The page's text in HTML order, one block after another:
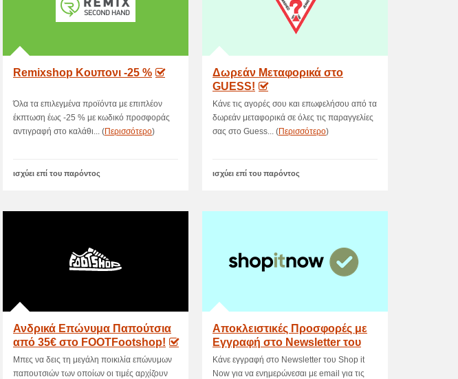
Remixshop Κουπονι -25 %
Όλα τα επιλεγμένα προϊόντα με επιπλέον
έκπτωση έως -25 % με κωδικό προσφοράς
αντιγραφή στο καλάθι... (Περισσότερο)
ισχύει επί του παρόντος
Δωρεάν Μεταφορικά στο
GUESS!
Κάνε τις αγορές σου και επωφελήσου από τα
δωρεάν μεταφορικά σε όλες τις παραγγελίες
σας στο Guess... (Περισσότερο)
ισχύει επί του παρόντος
Ανδρικά Επώνυμα Παπούτσια
από 35€ στο FOOTFootshop!
Μπες να δεις τη μεγάλη ποικιλία επώνυμων
παπουτσιών των οποίων οι τιμές αρχίζουν
Αποκλειστικές Προσφορές με
Εγγραφή στο Newsletter του
ShopIt
Κάνε εγγραφή στο Newsletter του Shop it
Now για να ενημερώνεσαι με email για τις